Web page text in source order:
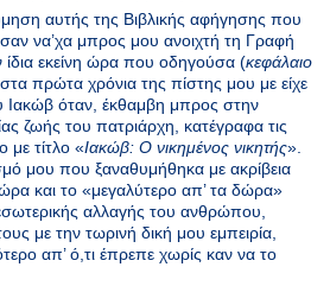
αυτής της Βιβλικής αφήγησης που
να’χα μπρος μου ανοιχτή τη Γραφή
ίδια εκείνη ώρα που οδηγούσα (κεφάλαιο
πρώτα χρόνια της πίστης μου με είχε
Ιακώβ όταν, έκθαμβη μπρος στην
ζωής του πατριάρχη, κατέγραφα τις
με τίτλο «Ιακώβ: Ο νικημένος νικητής».
μου που ξαναθυμήθηκα με ακρίβεια
και το «μεγαλύτερο απ’ τα δώρα»
αλλαγής του ανθρώπου,
με την τωρινή δική μου εμπειρία,
απ’ ό,τι έπρεπε χωρίς καν να το